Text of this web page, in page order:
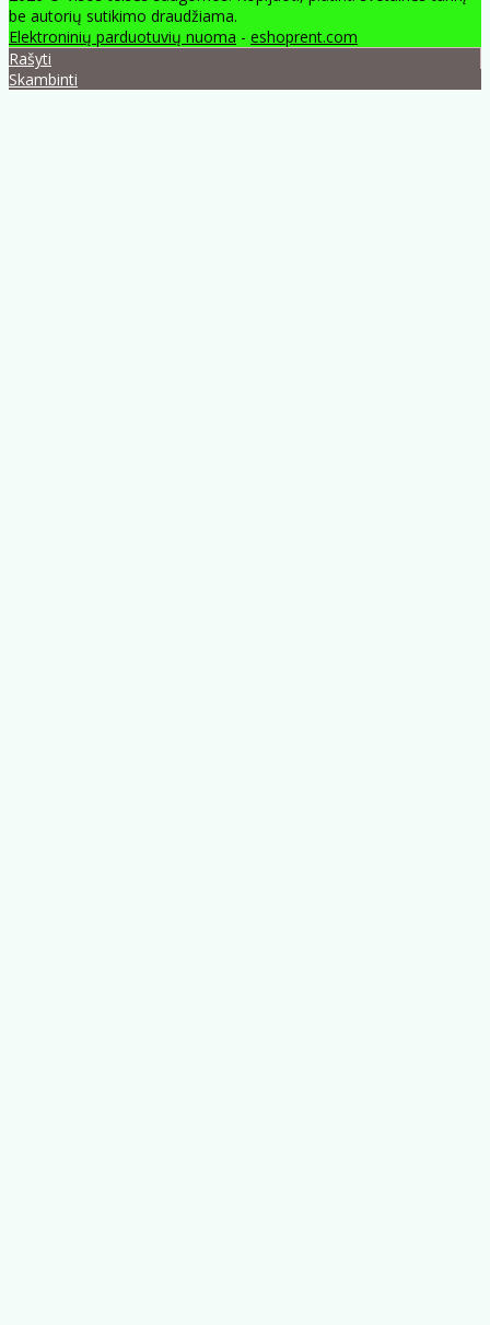
be autorių sutikimo draudžiama.
Elektroninių parduotuvių nuoma - eshoprent.com
Rašyti
Skambinti